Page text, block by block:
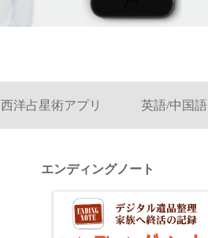
西洋占星術アプリ 英語/中国語
エンディングノート